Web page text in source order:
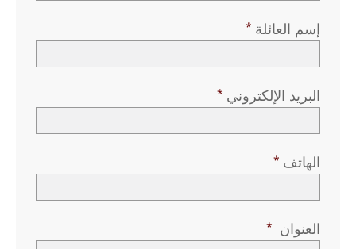
إسم العائلة
البريد الإلكتروني
الهاتف
العنوان